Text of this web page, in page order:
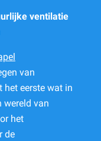
ventilatie
van
het eerste wat in
wereld van
het
de